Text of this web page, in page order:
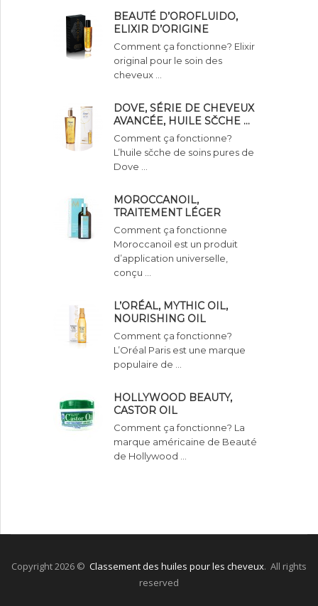
BEAUTÉ D’OROFLUIDO,
ELIXIR D’ORIGINE
Comment ça fonctionne? Elixir
original pour le soin des
cheveux …
DOVE, SÉRIE DE CHEVEUX
AVANCÉE, HUILE SČCHE …
Comment ça fonctionne?
L’huile sčche de soins pures de
Dove …
MOROCCANOIL,
TRAITEMENT LÉGER
Comment ça fonctionne
Moroccanoil est un produit
d’application universelle,
conçu …
L’ORÉAL, MYTHIC OIL,
NOURISHING OIL
Comment ça fonctionne?
L’Oréal Paris est une marque
populaire de …
HOLLYWOOD BEAUTY,
CASTOR OIL
Comment ça fonctionne? La
marque américaine de Beauté
de Hollywood …
Copyright 2026 © Classement des huiles pour les cheveux. All rights
reserved